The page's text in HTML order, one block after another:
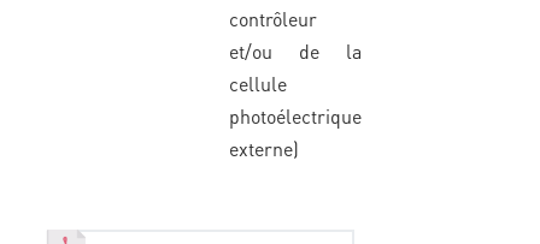
contrôleur
et/ou de la
cellule
photoélectrique
externe)